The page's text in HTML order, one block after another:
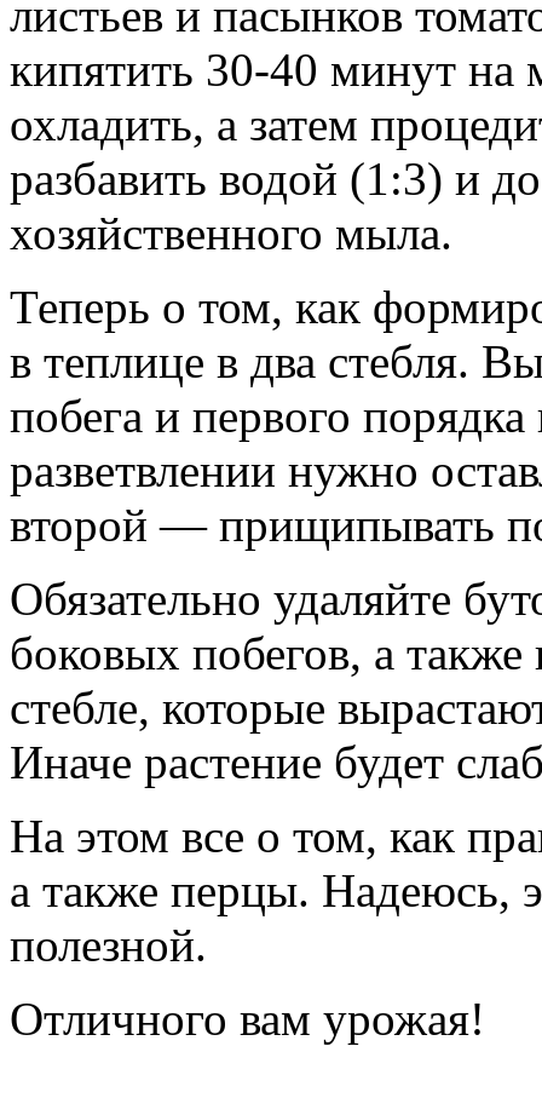
листьев и пасынков
кипятить 30-40 минут на
охладить, а затем
разбавить водой (1:3) и
хозяйственного мыла.
Теперь о том, как
в теплице в два стебля.
побега и первого
разветвлении нужно
второй — прищипывать
Обязательно удаляйте
боковых побегов, а также
стебле, которые
Иначе растение будет
На этом все о том, как
а также перцы. Надеюсь,
полезной.
Отличного вам урожая!